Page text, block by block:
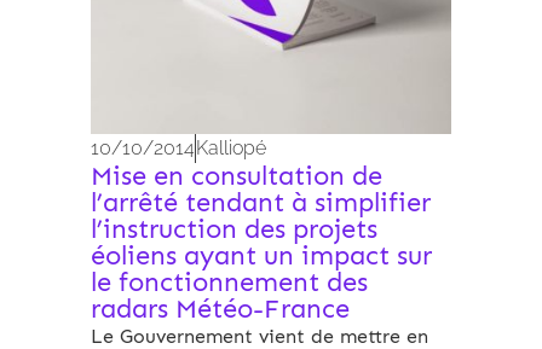
10/10/2014Kalliopé
Mise en consultation de
l’arrêté tendant à simplifier
l’instruction des projets
éoliens ayant un impact sur
le fonctionnement des
radars Météo-France
Le Gouvernement vient de mettre en